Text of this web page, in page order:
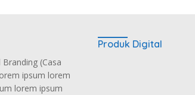
(Casa
ipsum lorem
lorem ipsum
Produk Digital